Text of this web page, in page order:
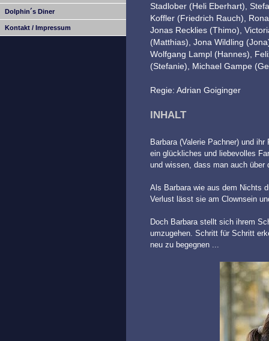
Dolphin´s Diner
Kontakt / Impressum
Stadlober (Heli Eberhart),
Koffler (Friedrich Rauch),
Jonas Recklies (Thimo),
(Matthias), Jona Wildling
Wolfgang Lampl (Hannes),
(Stefanie), Michael Gampe
Regie: Adrian Goiginger
INHALT
Barbara (Valerie Pachner) und
ein glückliches und liebevolles
und wissen, dass man auch
Als Barbara wie aus dem Nichts
Verlust lässt sie am Clownsein
Doch Barbara stellt sich ihrem
umzugehen. Schritt für Schritt
neu zu begegnen ...